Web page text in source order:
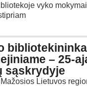
vyko
– 25-
sąskrydyje
Lietuvos